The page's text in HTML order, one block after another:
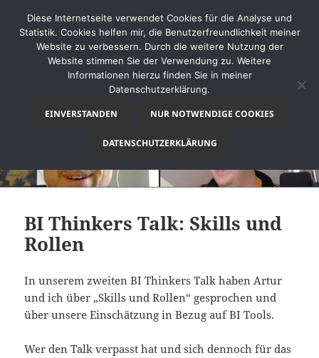
BI Thinkers Talk: Skills und
Rollen
In unserem zweiten BI Thinkers Talk haben Artur
und ich über „Skills und Rollen“ gesprochen und
über unsere Einschätzung in Bezug auf BI Tools.
Wer den Talk verpasst hat und sich dennoch für das
Diese Internetseite verwendet Cookies für die Analyse und
Statistik. Cookies helfen mir, die Benutzerfreundlichkeit meiner
Website zu verbessern. Durch die weitere Nutzung der
Website stimmen Sie der Verwendung zu. Weitere
Informationen hierzu finden Sie in meiner
Datenschutzerklärung.
EINVERSTANDEN NUR NOTWENDIGE COOKIES
DATENSCHUTZERKLÄRUNG